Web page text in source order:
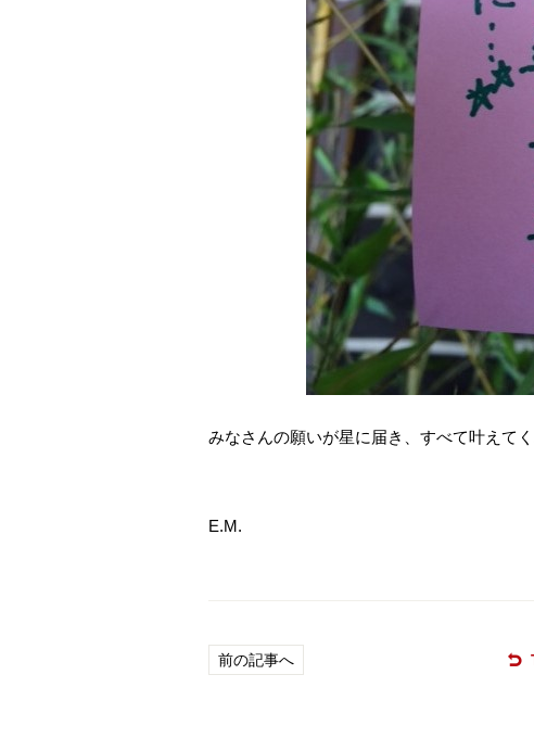
みなさんの願いが星に届き、すべて叶えて
E.M.
前の記事へ